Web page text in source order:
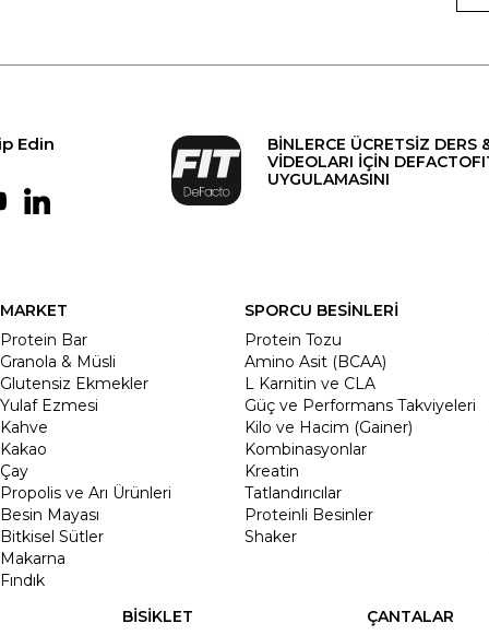
Edin
BİNLERCE ÜCRETSİZ DERS
VİDEOLARI İÇİN
UYGULAMASINI
MARKET
Protein Bar
Granola & Müsli
Glutensiz Ekmekler
Yulaf Ezmesi
Kahve
Kakao
Çay
Propolis ve Arı Ürünleri
Besin Mayası
Bitkisel Sütler
Makarna
Fındık
SPORCU BESİNLERİ
Protein Tozu
Amino Asit (BCAA)
L Karnitin ve CLA
Güç ve Performans Takviyeleri
Kilo ve Hacim (Gainer)
Kombinasyonlar
Kreatin
Tatlandırıcılar
Proteinli Besinler
Shaker
BİSİKLET
ÇANTALAR